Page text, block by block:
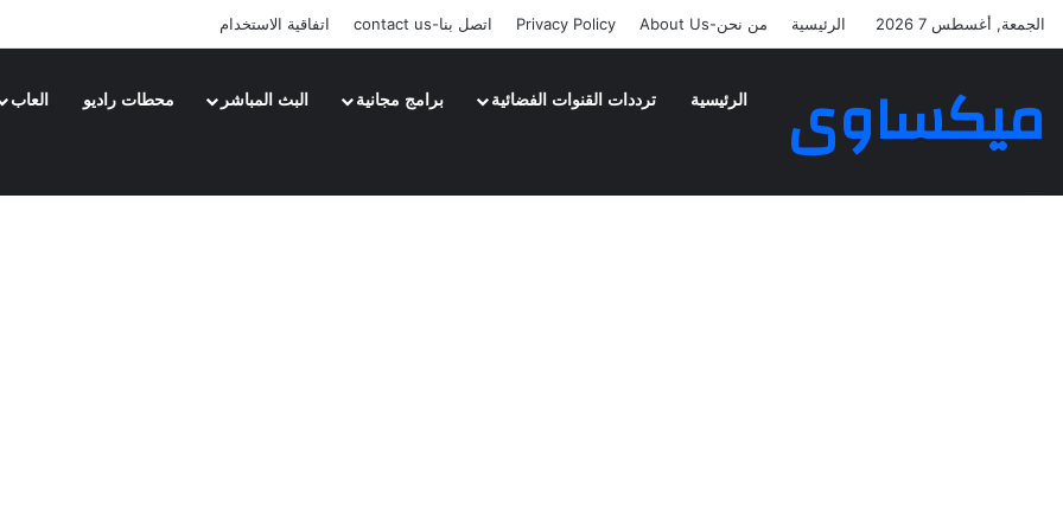
الجمعة, أغسطس 7 2026 الرئيسية من نحن-About Us Privacy Policy اتصل بنا-contact us اتفاقية الاستخدام
ميكساوى الرئيسية ترددات القنوات الفضائية برامج مجانية البث المباشر محطات راديو العاب